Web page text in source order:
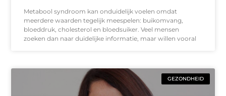
Metabool syndroom kan onduidelijk voelen omdat
meerdere waarden tegelijk meespelen: buikomvang,
bloeddruk, cholesterol en bloedsuiker. Veel mensen
zoeken dan naar duidelijke informatie, maar willen vooral
GEZONDHEID